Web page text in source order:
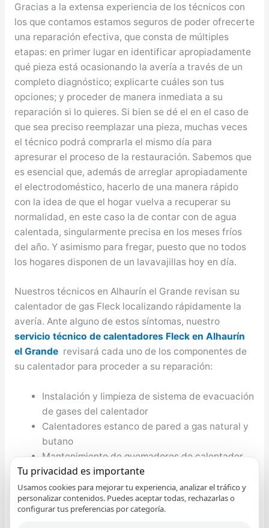
Gracias a la extensa experiencia de los técnicos con
los que contamos estamos seguros de poder ofrecerte
una reparación efectiva, que consta de múltiples
etapas: en primer lugar en identificar apropiadamente
qué pieza está ocasionando la avería a través de un
completo diagnóstico; explicarte cuáles son tus
opciones; y proceder de manera inmediata a su
reparación si lo quieres. Si bien se dé el en el caso de
que sea preciso reemplazar una pieza, muchas veces
el técnico podrá comprarla el mismo día para
apresurar el proceso de la restauración. Sabemos que
es esencial que, además de arreglar apropiadamente
el electrodoméstico, hacerlo de una manera rápido
con la idea de que el hogar vuelva a recuperar su
normalidad, en este caso la de contar con de agua
calentada, singularmente precisa en los meses fríos
del año. Y asimismo para fregar, puesto que no todos
los hogares disponen de un lavavajillas hoy en día.
Nuestros técnicos en Alhaurín el Grande revisan su
calentador de gas Fleck localizando rápidamente la
avería. Ante alguno de estos síntomas, nuestro
servicio técnico de calentadores Fleck en Alhaurín
el Grande revisará cada uno de los componentes de
su calentador para proceder a su reparación:
Instalación y limpieza de sistema de evacuación
de gases del calentador
Calentadores estanco de pared a gas natural y
butano
Mantenimiento de quemadores de calentador
de gas
Ofertas en calentadores de gas por
condensación
El calentador se apaga cuando estoy en la
Tu privacidad es importante
Usamos cookies para mejorar tu experiencia, analizar el tráfico y
personalizar contenidos. Puedes aceptar todas, rechazarlas o
configurar tus preferencias por categoría.